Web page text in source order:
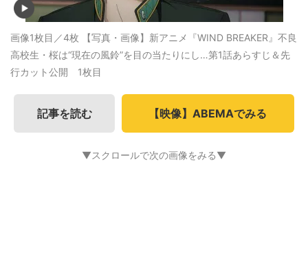
画像1枚目／4枚 【写真・画像】新アニメ『WIND BREAKER』不良
高校生・桜は“現在の風鈴”を目の当たりにし…第1話あらすじ＆先
行カット公開 1枚目
記事を読む 【映像】ABEMAでみる
▼スクロールで次の画像をみる▼